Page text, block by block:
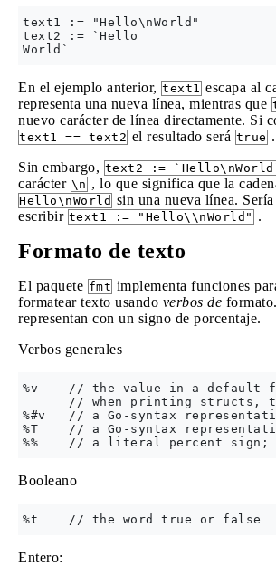
text1 := "Hello\nWorld"
text2 := `Hello
En el ejemplo anterior, text1 escapa al
representa una nueva línea, mientras que
nuevo carácter de línea directamente. Si
text1 == text2 el resultado será true .
Sin embargo, text2 :=
carácter \n , lo que significa que la
Hello\nWorld sin una nueva línea.
escribir text1 := "Hello\\nWorld" .
Formato de texto
El paquete fmt implementa funciones
formatear texto usando verbos de
representan con un signo de porcentaje.
Verbos generales
%v    // the value in a default
// when printing structs,
%#v   // a Go-syntax
%T    // a Go-syntax
Booleano
Entero: